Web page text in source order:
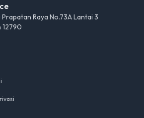
Raya No.73A Lantai 3
12790